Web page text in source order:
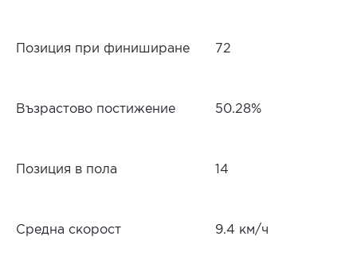
Позиция при финиширане 72
Възрастово постижение 50.28%
Позиция в пола 14
Средна скорост 9.4 км/ч